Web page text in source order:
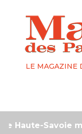
LE MAGAZINE
Savoie